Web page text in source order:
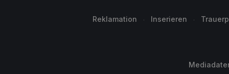
Reklamation Inserieren